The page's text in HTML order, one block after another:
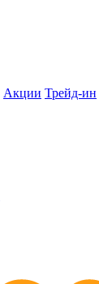
Акции Трейд-ин